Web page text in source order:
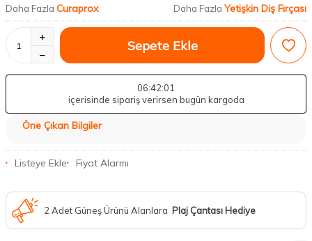
Daha Fazla Curaprox Daha Fazla Yetişkin Diş Fırçası
Sepete Ekle
06:42:00
içerisinde sipariş verirsen bugün kargoda
Öne Çıkan Bilgiler
Listeye Ekle Fiyat Alarmı
2 Adet Güneş Ürünü Alanlara Plaj Çantası Hediye